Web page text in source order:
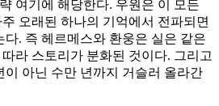
여기에 해당한다. 우원은 이 모든
오래된 하나의 기억에서 전파되면
다. 즉 헤르메스와 환웅은 실은 같은
라 스토리가 분화된 것이다. 그리고
이 아닌 수만 년까지 거슬러 올라간